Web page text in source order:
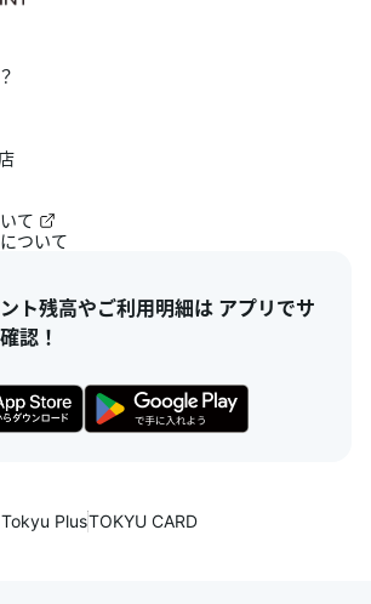
て
ついて
ト残高やご利用明細は アプリでサ
認！
Tokyu PlusTOKYU CARD